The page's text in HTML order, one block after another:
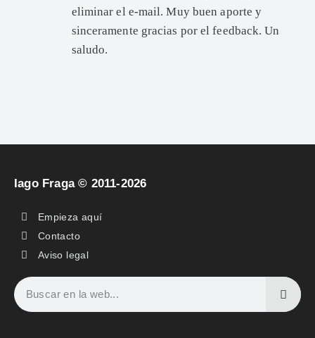
eliminar el e-mail. Muy buen aporte y
sinceramente gracias por el feedback. Un
saludo.
Iago Fraga © 2011-2026
Empieza aquí
Contacto
Aviso legal